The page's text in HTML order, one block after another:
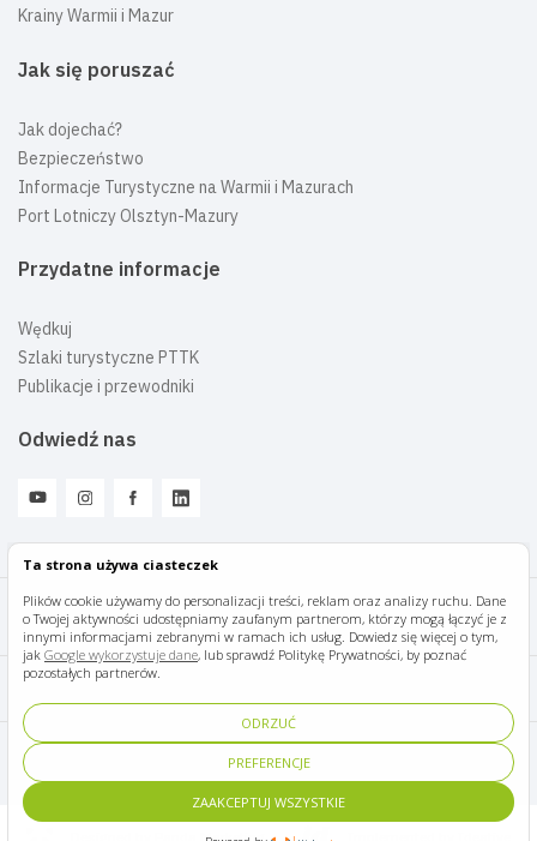
Ta strona używa ciasteczek
Plików cookie używamy do personalizacji treści, reklam oraz analizy ruchu. Dane
o Twojej aktywności udostępniamy zaufanym partnerom, którzy mogą łączyć je z
innymi informacjami zebranymi w ramach ich usług. Dowiedz się więcej o tym,
jak Google wykorzystuje dane, lub sprawdź Politykę Prywatności, by poznać
pozostałych partnerów.
ODRZUĆ
PREFERENCJE
ZAAKCEPTUJ WSZYSTKIE
Krainy Warmii i Mazur
Jak się poruszać
Jak dojechać?
Bezpieczeństwo
Informacje Turystyczne na Warmii i Mazurach
Port Lotniczy Olsztyn-Mazury
Przydatne informacje
Wędkuj
Szlaki turystyczne PTTK
Publikacje i przewodniki
Odwiedź nas
Mazury Travel © 2026
Polityka prywatności
Designed by Panda Marketing